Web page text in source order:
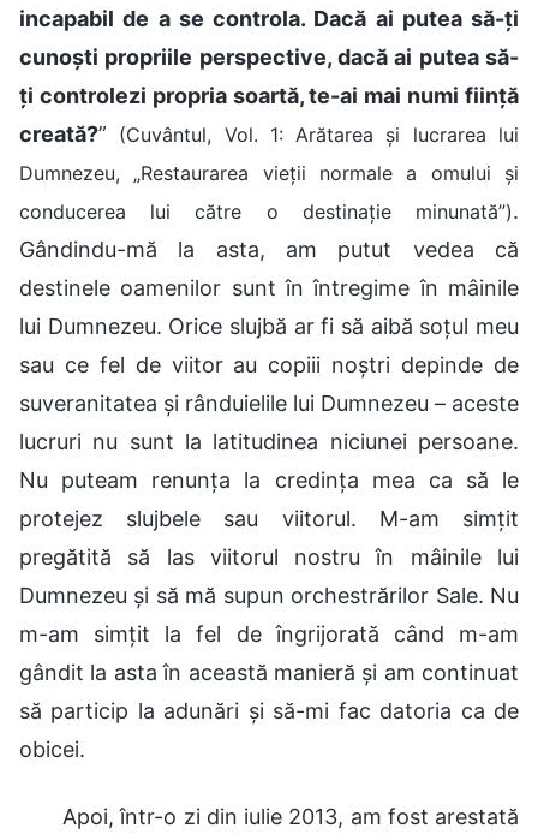
incapabil de a se controla. Dacă ai putea să-ți
cunoști propriile perspective, dacă ai putea să-
ți controlezi propria soartă, te-ai mai numi ființă
creată?” (Cuvântul, Vol. 1: Arătarea și lucrarea lui
Dumnezeu, „Restaurarea vieții normale a omului și
conducerea lui către o destinație minunată”).
Gândindu-mă la asta, am putut vedea că
destinele oamenilor sunt în întregime în mâinile
lui Dumnezeu. Orice slujbă ar fi să aibă soțul meu
sau ce fel de viitor au copiii noștri depinde de
suveranitatea și rânduielile lui Dumnezeu – aceste
lucruri nu sunt la latitudinea niciunei persoane.
Nu puteam renunța la credința mea ca să le
protejez slujbele sau viitorul. M-am simțit
pregătită să las viitorul nostru în mâinile lui
Dumnezeu și să mă supun orchestrărilor Sale. Nu
m-am simțit la fel de îngrijorată când m-am
gândit la asta în această manieră și am continuat
să particip la adunări și să-mi fac datoria ca de
obicei.
Apoi, într-o zi din iulie 2013, am fost arestată